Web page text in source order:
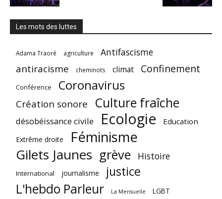
Les mots des luttes
Adama Traoré agriculture Antifascisme
antiracisme cheminots climat Confinement
Conférence Coronavirus
Création sonore Culture fraîche
désobéissance civile Ecologie Education
Extrême droite Féminisme
Gilets Jaunes grève Histoire
International journalisme justice
L'hebdo Parleur La Mensuelle
LGBT